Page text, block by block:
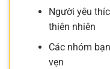
Người yêu
thiên nhiên
Các nhóm
vẹn